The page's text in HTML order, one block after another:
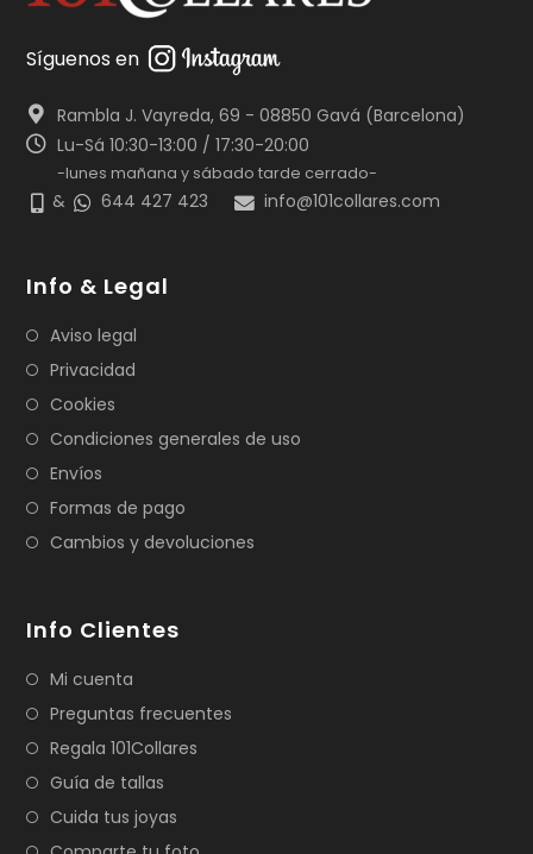
Síguenos en
Rambla J. Vayreda, 69 - 08850 Gavá (Barcelona)
Lu-Sá 10:30-13:00 / 17:30-20:00
-lunes mañana y sábado tarde cerrado-
& 644 427 423 info@101collares.com
Info & Legal
Aviso legal
Privacidad
Cookies
Condiciones generales de uso
Envíos
Formas de pago
Cambios y devoluciones
Info Clientes
Mi cuenta
Preguntas frecuentes
Regala 101Collares
Guía de tallas
Cuida tus joyas